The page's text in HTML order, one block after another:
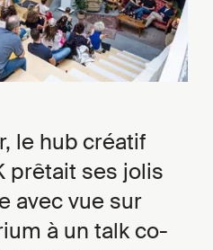
le hub créatif
prêtait ses jolis
avec vue sur
à un talk co-